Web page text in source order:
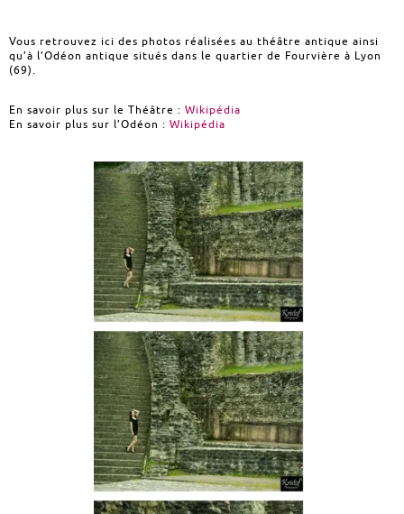
Vous retrouvez ici des photos réalisées au théâtre antique ainsi
qu’à l’Odéon antique situés dans le quartier de Fourvière à Lyon
(69).
En savoir plus sur le Théâtre : Wikipédia
En savoir plus sur l’Odéon : Wikipédia